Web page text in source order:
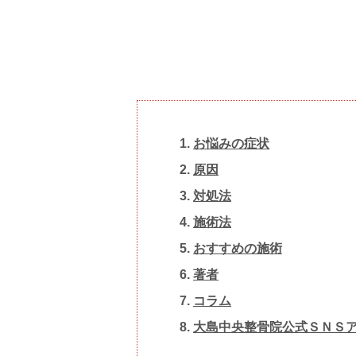
お悩みの症状
原因
対処 法
施術法
おすすめの施術
著者
コラム
大島中央整骨院 公式ＳＮＳ